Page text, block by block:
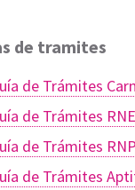
de tramites
de Trámites
de Trámites RNE
de Trámites
de Trámites